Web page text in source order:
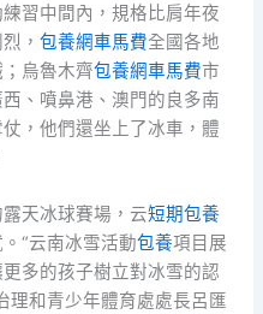
習中間內，規格比肩年夜
烈，包養網車馬費全國各地
烏魯木齊包養網車馬費市
、噴鼻港、澳門的良多南
仗，他們還坐上了冰車，體
天冰球賽場，云短期包養
“云南冰雪活動包養項目展
多的孩子樹立對冰雪的認
理和青少年體育處處長呂匯